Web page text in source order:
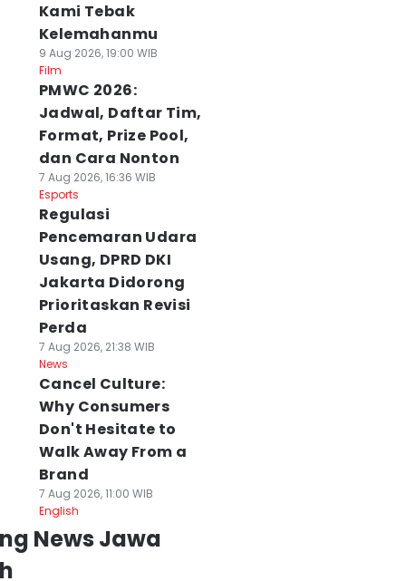
Kami Tebak
Kelemahanmu
9 Aug 2026, 19:00 WIB
Film
PMWC 2026:
Jadwal, Daftar Tim,
Format, Prize Pool,
dan Cara Nonton
7 Aug 2026, 16:36 WIB
Esports
Regulasi
Pencemaran Udara
Usang, DPRD DKI
Jakarta Didorong
Prioritaskan Revisi
Perda
7 Aug 2026, 21:38 WIB
News
Cancel Culture:
Why Consumers
Don't Hesitate to
Walk Away From a
Brand
7 Aug 2026, 11:00 WIB
English
News Jawa